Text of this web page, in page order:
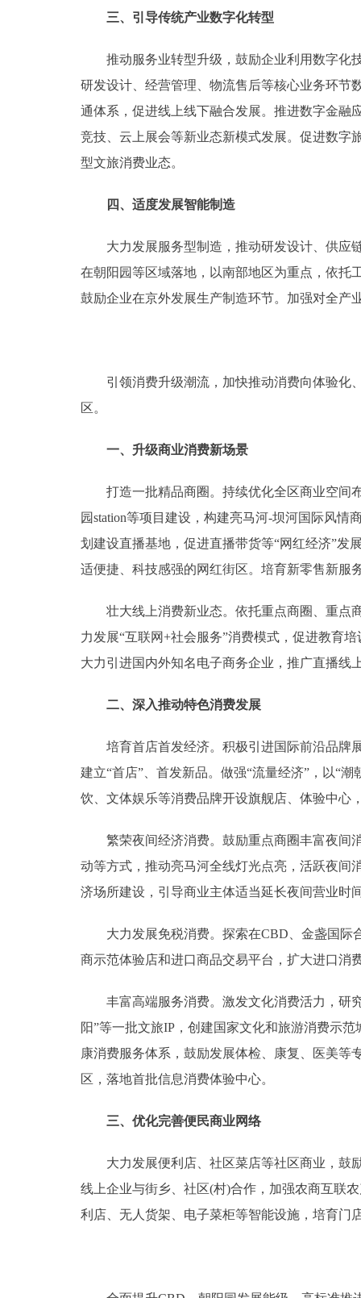
三、引导传统产业数字化转型
推动服务业转型升级，鼓励企业利用数字化技
研发设计、经营管理、物流售后等核心业务环节
通体系，促进线上线下融合发展。推进数字金融
竞技、云上展会等新业态新模式发展。促进数字
型文旅消费业态。
四、适度发展智能制造
大力发展服务型制造，推动研发设计、供应链
在朝阳园等区域落地，以南部地区为重点，依托
鼓励企业在京外发展生产制造环节。加强对全产
引领消费升级潮流，加快推动消费向体验化、
区。
一、升级商业消费新场景
打造一批精品商圈。持续优化全区商业空间布
园station等项目建设，构建亮马河-坝河国际风
划建设直播基地，促进直播带货等“网红经济”发
适便捷、科技感强的网红街区。培育新零售新服
壮大线上消费新业态。依托重点商圈、重点商
力发展“互联网+社会服务”消费模式，促进教育
大力引进国内外知名电子商务企业，推广直播线
二、深入推动特色消费发展
培育首店首发经济。积极引进国际前沿品牌展
建立“首店”、首发新品。做强“流量经济”，以“
饮、文体娱乐等消费品牌开设旗舰店、体验中心
繁荣夜间经济消费。鼓励重点商圈丰富夜间消
动等方式，推动亮马河全线灯光点亮，活跃夜间
济场所建设，引导商业主体适当延长夜间营业时
大力发展免税消费。探索在CBD、金盏国际
商示范体验店和进口商品交易平台，扩大进口消
丰富高端服务消费。激发文化消费活力，研究
阳”等一批文旅IP，创建国家文化和旅游消费示
康消费服务体系，鼓励发展体检、康复、医美
区，落地首批信息消费体验中心。
三、优化完善便民商业网络
大力发展便利店、社区菜店等社区商业，鼓励
线上企业与街乡、社区(村)合作，加强农商互联
利店、无人货架、电子菜柜等智能设施，培育门